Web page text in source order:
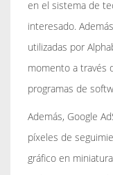
en el sistema de
interesado.
utilizadas por
momento a través
programas de
Además, Google
píxeles de
gráfico en